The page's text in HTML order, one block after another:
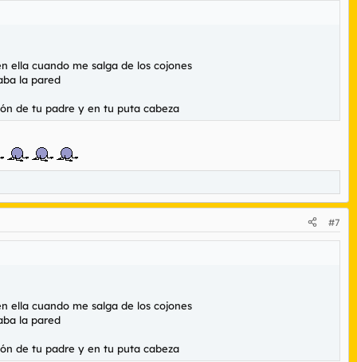
ella cuando me salga de los cojones
la pared
de tu padre y en tu puta cabeza
#7
ella cuando me salga de los cojones
la pared
de tu padre y en tu puta cabeza